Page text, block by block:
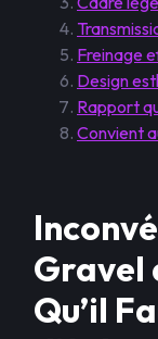
Freinage
Design
Rapport
Convient
Gravel
Qu’il